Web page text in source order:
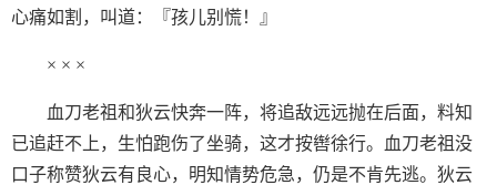
心痛如割，叫道：『孩儿别慌！』
× × ×
血刀老祖和狄云快奔一阵，将追敌远远抛在后面，料知
已追赶不上，生怕跑伤了坐骑，这才按辔徐行。血刀老祖没
口子称赞狄云有良心，明知情势危急，仍是不肯先逃。狄云